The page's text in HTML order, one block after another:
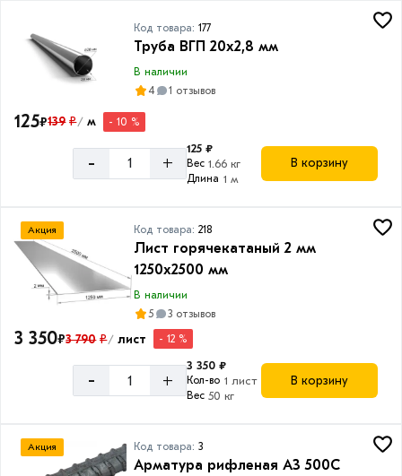
Сетка
сварная
по
Товаров
акции:
8
свая
Полоса
металлическая
Код товара: 177
Труба ВГП 20х2,8 мм
В наличии
4
1 отзывов
125₽139 ₽/ м - 10 %
- +
125 ₽
Вес 1.66 кг
Длина 1 м
В корзину
Акция Код товара:218
Лист горячекатаный 2 мм
1250х2500 мм
В наличии
5
3 отзывов
3 350₽3 790 ₽/ лист - 12 %
- +
3 350 ₽
Кол-во 1 лист
Вес 50 кг
В корзину
Акция Код товара: 3
Арматура рифленая А3 500С